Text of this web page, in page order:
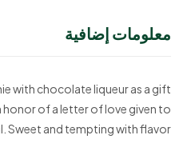
معلومات إضافية
with chocolate liqueur as a gift
honor of a letter of love given to
Sweet and tempting with flavor!